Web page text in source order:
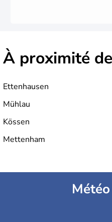
À proximité de
Ettenhausen
Mühlau
Kössen
Mettenham